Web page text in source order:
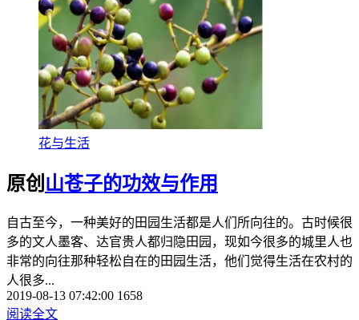
花与生活
原创 山苍子的功效与作用
自古至今，一种美好的田园生活都是人们所向往的。古时候很
多的文人墨客、达官贵人都归隐田园，现如今很多的城里人也
非常的向往那种轻松自在的田园生活，他们觉得生活在农村的
人很多...
2019-08-13 07:42:00 1658
阅读全文